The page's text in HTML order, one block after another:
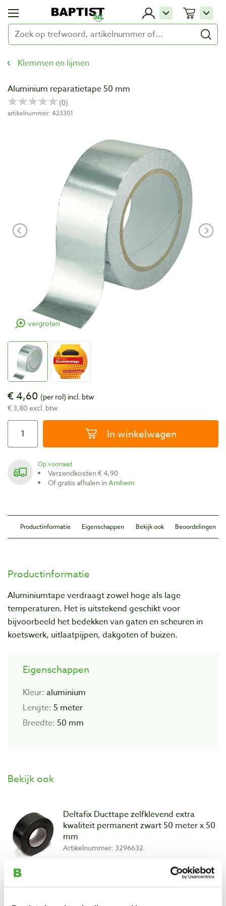
Klemmen en lijmen
Aluminium reparatietape 50 mm
artikelnummer: 423301
vergroten
€ 4,60 (per rol) incl. btw
€ 3,80 excl. btw
In winkelwagen
Op voorraad
Verzendkosten € 4,90
Of gratis afhalen inArnhem
Productinformatie Eigenschappen Bekijk ook Beoordelingen
Productinformatie
Aluminiumtape verdraagt zowel hoge als lage
temperaturen. Het is uitstekend geschikt voor
bijvoorbeeld het bedekken van gaten en scheuren in
koetswerk, uitlaatpijpen, dakgoten of buizen.
Eigenschappen
Kleur: aluminium
Lengte: 5 meter
Breedte: 50 mm
Bekijk ook
Deltafix Ducttape zelfklevend extra
kwaliteit permanent zwart 50 meter x 50
mm
Artikelnummer: 3296632